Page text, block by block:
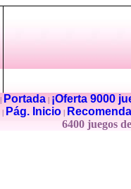
Portada|
¡Oferta 9000
Pág. Inicio
6400 juegos